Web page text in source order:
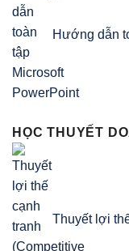
Hướng dẫn
HỌC THUYẾT
Thuyết lợi